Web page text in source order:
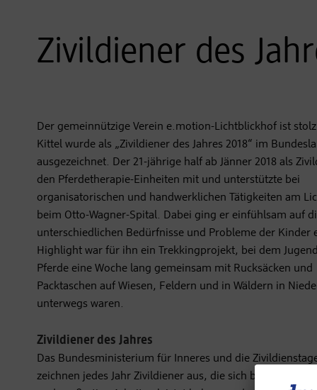
Zivildiener des
Der gemeinnützige Verein e.motion-Lichtblickhof ist
Kittel wurde als „Zivildiener des Jahres 2018“ im
ausgezeichnet. Der 21-jährige half ab Jänner 2018 als
den Pferdetherapie-Einheiten mit und unterstützte bei
organisatorischen und handwerklichen Tätigkeiten am
beim Otto-Wagner-Spital. Dabei ging er einfühlsam auf
unterschiedlichen Bedürfnisse und Probleme der Kinder
Highlight war für ihn ein Trekkingprojekt, bei dem
Pferde eine Woche lang gemeinsam mit Rucksäcken und
Packtaschen auf Wiesen, Feldern und in Wäldern in
unterwegs waren.
Zivildiener des Jahres
Das Bundesministerium für Inneres und die
zeichnen jedes Jahr Zivildiener aus, die sich besonders